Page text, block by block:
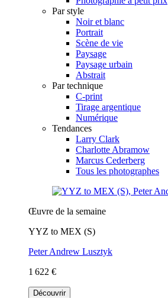
Par style
Noir et blanc
Portrait
Scène de vie
Paysage
Paysage urbain
Abstrait
Par technique
C-print
Tirage argentique
Numérique
Tendances
Larry Clark
Charlotte Abramow
Marcus Cederberg
Tous les photographes
Œuvre de la semaine
YYZ to MEX (S)
Peter Andrew Lusztyk
1 622 €
Découvrir